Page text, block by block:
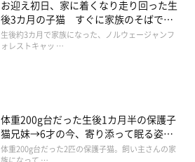
お迎え初日、家に着くなり走り回った生
後3カ月の子猫 すぐに家族のそばで落
ち着く姿に「迎えてよかった」
生後約3カ月で家族になった、ノルウェージャンフ
ォレストキャッ …
体重200g台だった生後1カ月半の保護子
猫兄妹→6才の今、寄り添って眠る姿に
ほっこり！
体重200g台だった2匹の保護子猫。飼い主さんの家